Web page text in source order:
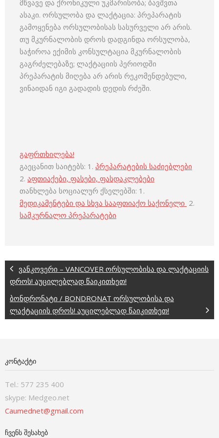
მწვავე და ქრონიკული უკმარისობა; ბავშვთა
ასაკი. ორსულობა და ლაქტაცია: პრეპარატის
გამოყენება ორსულობისას სასურველი არ არის.
თუ მკურნალობის დროს დადგინდა ორსულობა,
საჭიროა ექიმის კონსულტაცია მკურნალობის
გაგრძელებაზე; ლაქტაციის პერიოდში
პრეპარატის მიღება არ არის რეკომენდებული,
ვინაიდან იგი გადადის დედის რძეში.
გაფრთხილება!
გაეცანით საიტებს: 1. პრეპარატების საძიებლები
2. აფთიაქები, ფასები, ფასდაკლებები
თანხლება სოციალურ ქსელებში: 1.
მედიკამენტები და სხვა სააფთიაქო საქონელი 2.
სამკურნალო პრეპარატები
ვანკოვერი – VANCOVER ორსულობისა და ლაქტაციის
დროს! აუცილებლად წაიკითხეთ!
ბონდრონატი / BONDRONAT ორსულობისა და
ლაქტაციის დროს! აუცილებლად წაიკითხეთ!
ᲙᲝᲜᲢᲐᲥᲢᲘ
Tel.: 577 235 400
skype: Medgeo.net
Caumednet@gmail.com
ᲩᲕᲔᲜᲡ ᲨᲔᲡᲐᲮᲔᲑ